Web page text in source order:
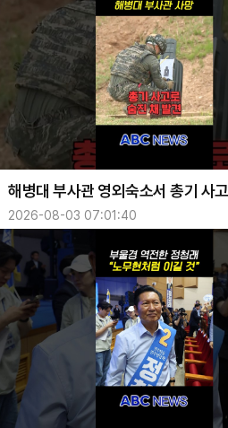
해병대 부사관 영외숙소서 총기 사
2026-08-03 07:01:40